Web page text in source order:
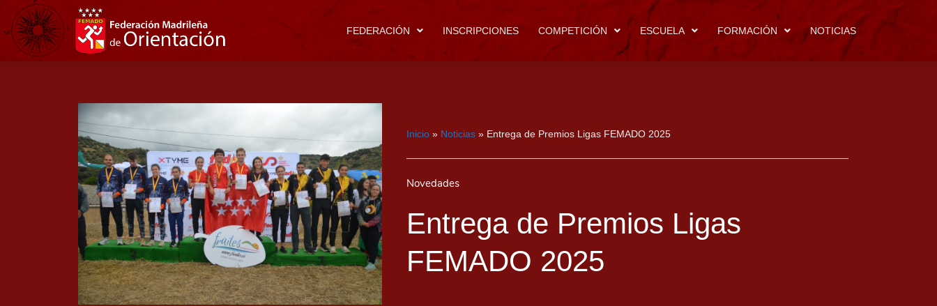
FEDERACIÓN INSCRIPCIONES COMPETICIÓN ESCUELA FORMACIÓN NOTICIAS
Inicio » Noticias » Entrega de Premios Ligas FEMADO 2025
Novedades
Entrega de Premios Ligas
FEMADO 2025